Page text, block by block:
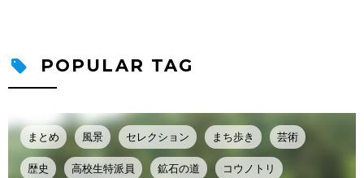
POPULAR TAG
まとめ 風景 セレクション まち歩き 芸術
歴史 高校生特派員 鉱石の道 コウノトリ